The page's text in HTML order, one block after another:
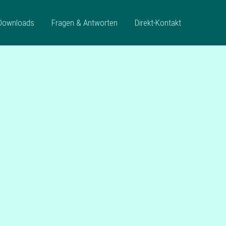
Fragen & Antworten Direkt-Kontakt